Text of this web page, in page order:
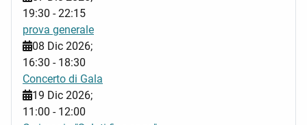
19:30 -22:15
prova generale
08 Dic 2026;
16:30 - 18:30
Concerto di Gala
19 Dic 2026;
11:00 - 12:00